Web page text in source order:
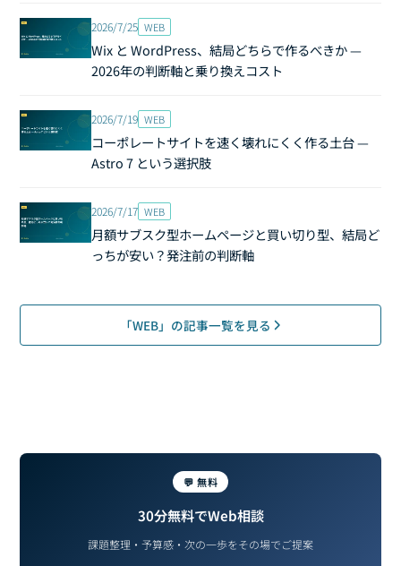
2026/7/25 WEB
Wix と WordPress、結局どちらで作るべきか —
2026年の判断軸と乗り換えコスト
2026/7/19 WEB
コーポレートサイトを速く壊れにくく作る土台 —
Astro 7 という選択肢
2026/7/17 WEB
月額サブスク型ホームページと買い切り型、結局ど
っちが安い？発注前の判断軸
「WEB」の記事一覧を見る
💬 無料
30分無料でWeb相談
課題整理・予算感・次の一歩をその場でご提案